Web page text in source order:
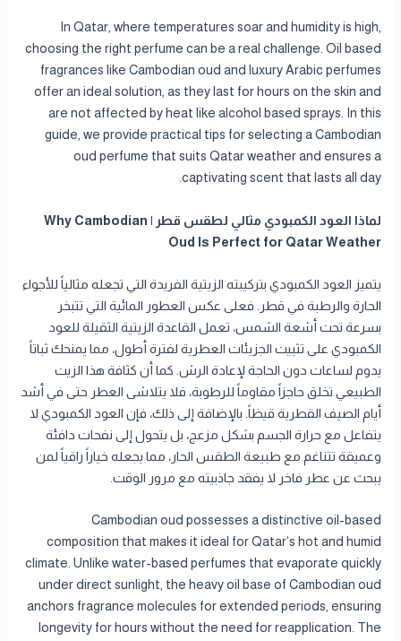
In Qatar, where temperatures soar and humidity is high,
choosing the right perfume can be a real challenge. Oil based
fragrances like Cambodian oud and luxury Arabic perfumes
offer an ideal solution, as they last for hours on the skin and
are not affected by heat like alcohol based sprays. In this
guide, we provide practical tips for selecting a Cambodian
oud perfume that suits Qatar weather and ensures a
captivating scent that lasts all day.
لماذا العود الكمبودي مثالي لطقس قطر | Why Cambodian
Oud Is Perfect for Qatar Weather
يتميز العود الكمبودي بتركيبته الزيتية الفريدة التي تجعله مثالياً للأجواء
الحارة والرطبة في قطر. فعلى عكس العطور المائية التي تتبخر
بسرعة تحت أشعة الشمس، تعمل القاعدة الزيتية الثقيلة للعود
الكمبودي على تثبيت الجزيئات العطرية لفترة أطول، مما يمنحك ثباتاً
يدوم لساعات دون الحاجة لإعادة الرش. كما أن كثافة هذا الزيت
الطبيعي تخلق حاجزاً مقاوماً للرطوبة، فلا يتلاشى العطر حتى في أشد
أيام الصيف القطرية قيظاً. بالإضافة إلى ذلك، فإن العود الكمبودي لا
يتفاعل مع حرارة الجسم بشكل مزعج، بل يتحول إلى نفحات دافئة
وعميقة تتناغم مع طبيعة الطقس الحار، مما يجعله خياراً راقياً لمن
يبحث عن عطر فاخر لا يفقد جاذبيته مع مرور الوقت.
Cambodian oud possesses a distinctive oil-based
composition that makes it ideal for Qatar’s hot and humid
climate. Unlike water-based perfumes that evaporate quickly
under direct sunlight, the heavy oil base of Cambodian oud
anchors fragrance molecules for extended periods, ensuring
longevity for hours without the need for reapplication. The